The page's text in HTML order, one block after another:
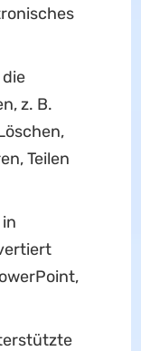
z. B.
Teilen